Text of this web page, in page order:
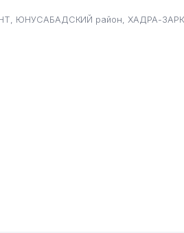
ЮНУСАБАДСКИЙ район, ХАДРА-